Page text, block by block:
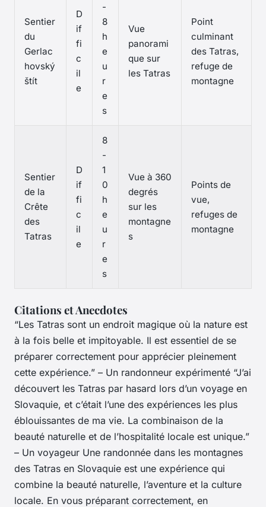
Sentier
du
Gerlac
hovský
štít
D
if
fi
c
il
e
-
8
h
e
u
r
e
s
Vue
panorami
que sur
les Tatras
Point
culminant
des Tatras,
refuge de
montagne
Sentier
de la
Crête
des
Tatras
D
if
fi
c
il
e
8
-
1
0
h
e
u
r
e
s
Vue à 360
degrés
sur les
montagne
s
Points de
vue,
refuges de
montagne
Citations et Anecdotes
“Les Tatras sont un endroit magique où la nature est
à la fois belle et impitoyable. Il est essentiel de se
préparer correctement pour apprécier pleinement
cette expérience.” – Un randonneur expérimenté “J’ai
découvert les Tatras par hasard lors d’un voyage en
Slovaquie, et c’était l’une des expériences les plus
éblouissantes de ma vie. La combinaison de la
beauté naturelle et de l’hospitalité locale est unique.”
– Un voyageur Une randonnée dans les montagnes
des Tatras en Slovaquie est une expérience qui
combine la beauté naturelle, l’aventure et la culture
locale. En vous préparant correctement, en